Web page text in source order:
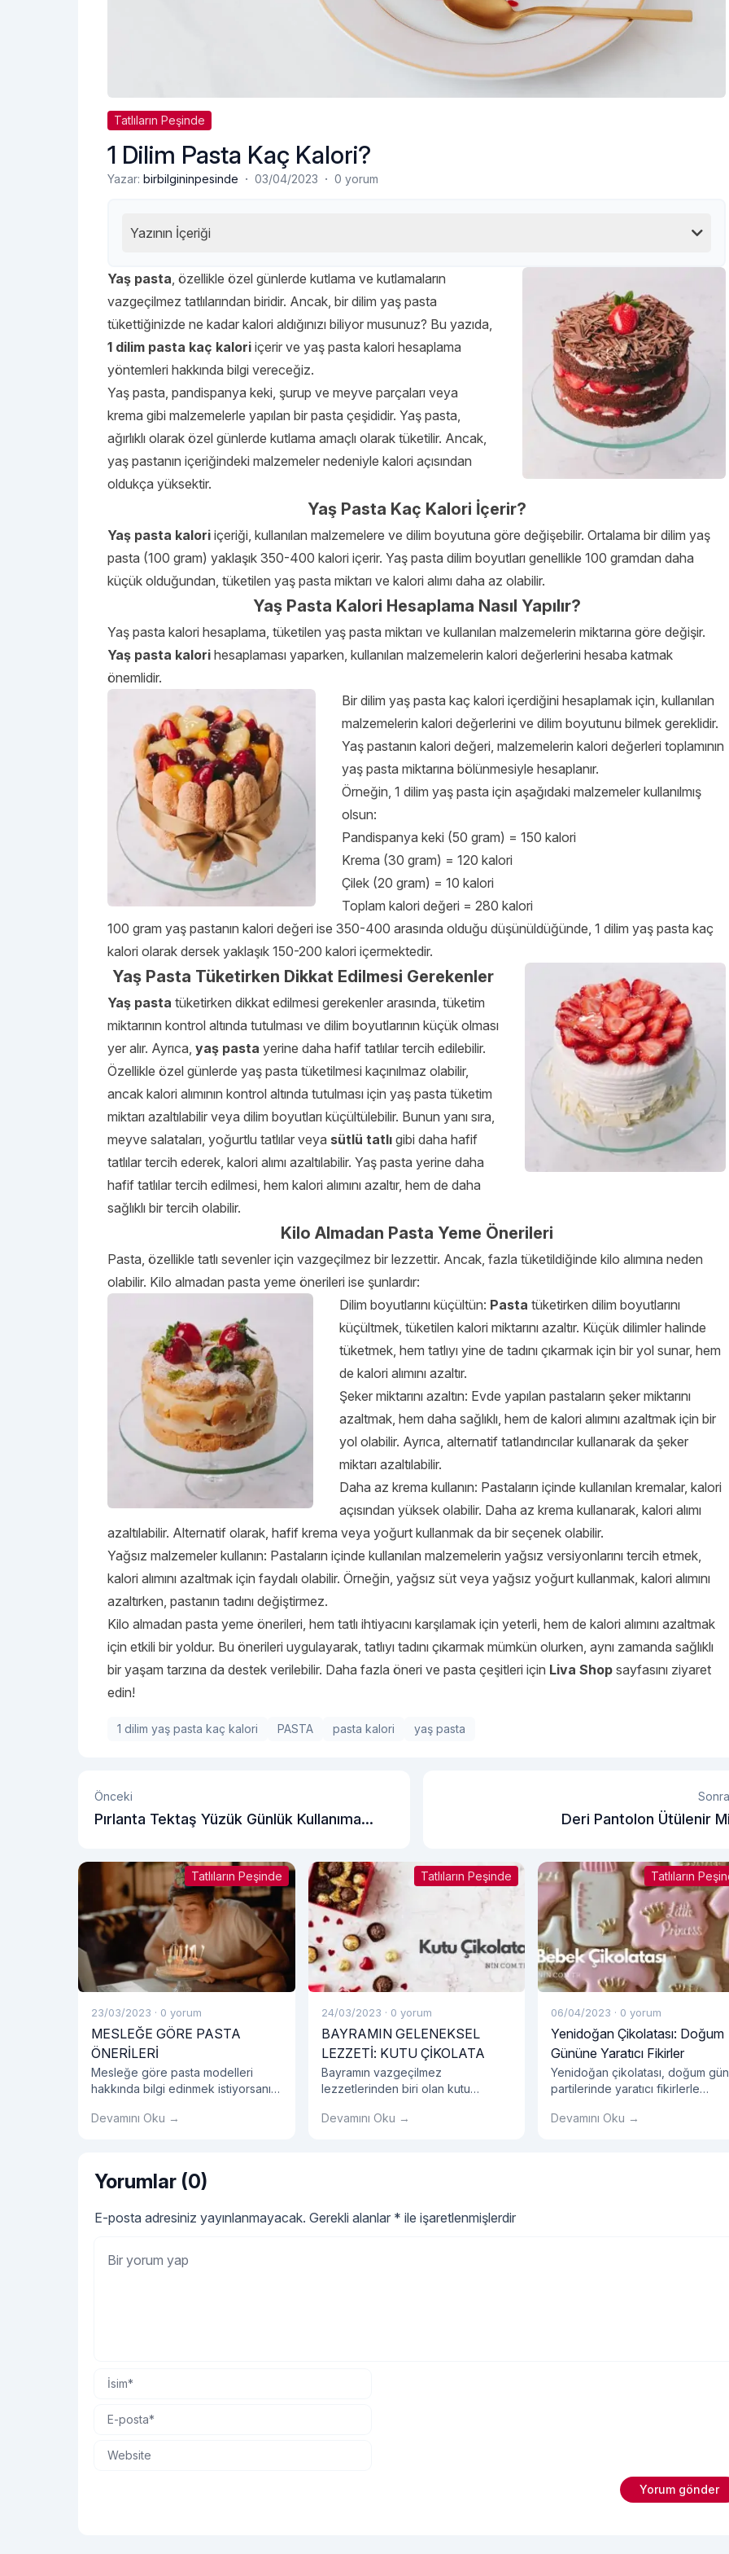
Tatlıların Peşinde
1 Dilim Pasta Kaç Kalori?
Yazar: birbilgininpesinde · 03/04/2023 · 0 yorum
Yazının İçeriği
Yaş pasta, özellikle özel günlerde kutlama ve kutlamaların
vazgeçilmez tatlılarından biridir. Ancak, bir dilim yaş pasta
tükettiğinizde ne kadar kalori aldığınızı biliyor musunuz? Bu yazıda,
1 dilim pasta kaç kalori içerir ve yaş pasta kalori hesaplama
yöntemleri hakkında bilgi vereceğiz.
Yaş pasta, pandispanya keki, şurup ve meyve parçaları veya
krema gibi malzemelerle yapılan bir pasta çeşididir. Yaş pasta,
ağırlıklı olarak özel günlerde kutlama amaçlı olarak tüketilir. Ancak,
yaş pastanın içeriğindeki malzemeler nedeniyle kalori açısından
oldukça yüksektir.
Yaş Pasta Kaç Kalori İçerir?
Yaş pasta kalori içeriği, kullanılan malzemelere ve dilim boyutuna göre değişebilir. Ortalama bir dilim yaş
pasta (100 gram) yaklaşık 350-400 kalori içerir. Yaş pasta dilim boyutları genellikle 100 gramdan daha
küçük olduğundan, tüketilen yaş pasta miktarı ve kalori alımı daha az olabilir.
Yaş Pasta Kalori Hesaplama Nasıl Yapılır?
Yaş pasta kalori hesaplama, tüketilen yaş pasta miktarı ve kullanılan malzemelerin miktarına göre değişir.
Yaş pasta kalori hesaplaması yaparken, kullanılan malzemelerin kalori değerlerini hesaba katmak
önemlidir.
Bir dilim yaş pasta kaç kalori içerdiğini hesaplamak için, kullanılan
malzemelerin kalori değerlerini ve dilim boyutunu bilmek gereklidir.
Yaş pastanın kalori değeri, malzemelerin kalori değerleri toplamının
yaş pasta miktarına bölünmesiyle hesaplanır.
Örneğin, 1 dilim yaş pasta için aşağıdaki malzemeler kullanılmış
olsun:
Pandispanya keki (50 gram) = 150 kalori
Krema (30 gram) = 120 kalori
Çilek (20 gram) = 10 kalori
Toplam kalori değeri = 280 kalori
100 gram yaş pastanın kalori değeri ise 350-400 arasında olduğu düşünüldüğünde, 1 dilim yaş pasta kaç
kalori olarak dersek yaklaşık 150-200 kalori içermektedir.
Yaş Pasta Tüketirken Dikkat Edilmesi Gerekenler
Yaş pasta tüketirken dikkat edilmesi gerekenler arasında, tüketim
miktarının kontrol altında tutulması ve dilim boyutlarının küçük olması
yer alır. Ayrıca, yaş pasta yerine daha hafif tatlılar tercih edilebilir.
Özellikle özel günlerde yaş pasta tüketilmesi kaçınılmaz olabilir,
ancak kalori alımının kontrol altında tutulması için yaş pasta tüketim
miktarı azaltılabilir veya dilim boyutları küçültülebilir. Bunun yanı sıra,
meyve salataları, yoğurtlu tatlılar veya sütlü tatlı gibi daha hafif
tatlılar tercih ederek, kalori alımı azaltılabilir. Yaş pasta yerine daha
hafif tatlılar tercih edilmesi, hem kalori alımını azaltır, hem de daha
sağlıklı bir tercih olabilir.
Kilo Almadan Pasta Yeme Önerileri
Pasta, özellikle tatlı sevenler için vazgeçilmez bir lezzettir. Ancak, fazla tüketildiğinde kilo alımına neden
olabilir. Kilo almadan pasta yeme önerileri ise şunlardır:
Dilim boyutlarını küçültün: Pasta tüketirken dilim boyutlarını
küçültmek, tüketilen kalori miktarını azaltır. Küçük dilimler halinde
tüketmek, hem tatlıyı yine de tadını çıkarmak için bir yol sunar, hem
de kalori alımını azaltır.
Şeker miktarını azaltın: Evde yapılan pastaların şeker miktarını
azaltmak, hem daha sağlıklı, hem de kalori alımını azaltmak için bir
yol olabilir. Ayrıca, alternatif tatlandırıcılar kullanarak da şeker
miktarı azaltılabilir.
Daha az krema kullanın: Pastaların içinde kullanılan kremalar, kalori
açısından yüksek olabilir. Daha az krema kullanarak, kalori alımı
azaltılabilir. Alternatif olarak, hafif krema veya yoğurt kullanmak da bir seçenek olabilir.
Yağsız malzemeler kullanın: Pastaların içinde kullanılan malzemelerin yağsız versiyonlarını tercih etmek,
kalori alımını azaltmak için faydalı olabilir. Örneğin, yağsız süt veya yağsız yoğurt kullanmak, kalori alımını
azaltırken, pastanın tadını değiştirmez.
Kilo almadan pasta yeme önerileri, hem tatlı ihtiyacını karşılamak için yeterli, hem de kalori alımını azaltmak
için etkili bir yoldur. Bu önerileri uygulayarak, tatlıyı tadını çıkarmak mümkün olurken, aynı zamanda sağlıklı
bir yaşam tarzına da destek verilebilir. Daha fazla öneri ve pasta çeşitleri için Liva Shop sayfasını ziyaret
edin!
1 dilim yaş pasta kaç kalori PASTA pasta kalori yaş pasta
Önceki
Pırlanta Tektaş Yüzük Günlük Kullanıma
Deri Pantolon Ütülenir
Tatlıların Peşinde
23/03/2023 · 0 yorum
MESLEĞE GÖRE PASTA
ÖNERİLERİ
Mesleğe göre pasta modelleri
hakkında bilgi edinmek istiyorsanız
Devamını Oku →
Tatlıların Peşinde
24/03/2023 · 0 yorum
BAYRAMIN GELENEKSEL
LEZZETİ: KUTU ÇİKOLATA
Bayramın vazgeçilmez
lezzetlerinden biri olan kutu
hediyeleşme geleneğimizin önemli
Devamını Oku →
Tatlıların
06/04/2023 · 0 yorum
Yenidoğan Çikolatası: Doğum
Gününe Yaratıcı Fikirler
Yenidoğan çikolatası, doğum
partilerinde yaratıcı fikirlerle
seçenektir. Bu şık ve zarif
Devamını Oku →
Yorumlar (0)
E-posta adresiniz yayınlanmayacak. Gerekli alanlar * ile işaretlenmişlerdir